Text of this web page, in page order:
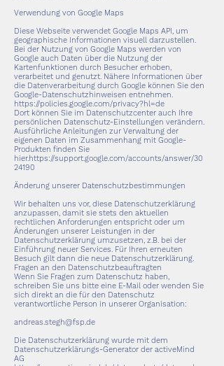
Verwendung von Google Maps
Diese Webseite verwendet Google Maps API, um
geographische Informationen visuell darzustellen.
Bei der Nutzung von Google Maps werden von
Google auch Daten über die Nutzung der
Kartenfunktionen durch Besucher erhoben,
verarbeitet und genutzt. Nähere Informationen über
die Datenverarbeitung durch Google können Sie den
Google-Datenschutzhinweisen entnehmen.
https://policies.google.com/privacy?hl=de
Dort können Sie im Datenschutzcenter auch Ihre
persönlichen Datenschutz-Einstellungen verändern.
Ausführliche Anleitungen zur Verwaltung der
eigenen Daten im Zusammenhang mit Google-
Produkten finden Sie
hier.https://support.google.com/accounts/answer/30
24190
Änderung unserer Datenschutzbestimmungen
Wir behalten uns vor, diese Datenschutzerklärung
anzupassen, damit sie stets den aktuellen
rechtlichen Anforderungen entspricht oder um
Änderungen unserer Leistungen in der
Datenschutzerklärung umzusetzen, z.B. bei der
Einführung neuer Services. Für Ihren erneuten
Besuch gilt dann die neue Datenschutzerklärung.
Fragen an den Datenschutzbeauftragten
Wenn Sie Fragen zum Datenschutz haben,
schreiben Sie uns bitte eine E-Mail oder wenden Sie
sich direkt an die für den Datenschutz
verantwortliche Person in unserer Organisation:
andreas.stegh@fsp.de
Die Datenschutzerklärung wurde mit dem
Datenschutzerklärungs-Generator der activeMind
AG